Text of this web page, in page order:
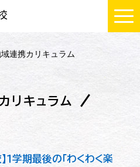
連携カリキュラム
リキュラム
】１学期最後の「わくわく楽